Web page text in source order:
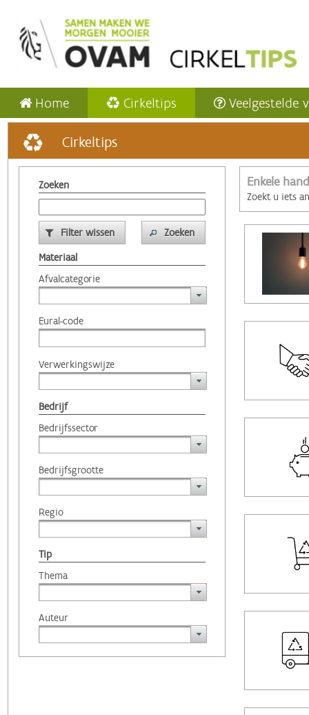
Home Cirkeltips Veelgestelde
Cirkeltips
Zoeken
Filter wissen
Zoeken
Materiaal
Afvalcategorie
Eural-code
Verwerkingswijze
Bedrijf
Bedrijfssector
Bedrijfsgrootte
Regio
Tip
Thema
Auteur
Enkele
Zoekt u iets